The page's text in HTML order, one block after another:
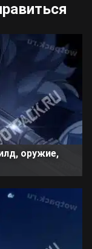
оружие,